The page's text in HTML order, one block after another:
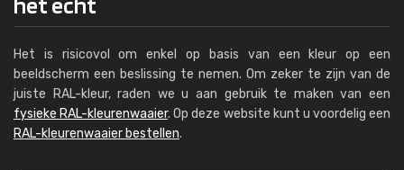
Het is risicovol om enkel op basis van een kleur op een
beeldscherm een beslissing te nemen. Om zeker te zijn van de
juiste RAL-kleur, raden we u aan gebruik te maken van een
fysieke RAL-kleurenwaaier. Op deze website kunt u voordelig een
RAL-kleurenwaaier bestellen.